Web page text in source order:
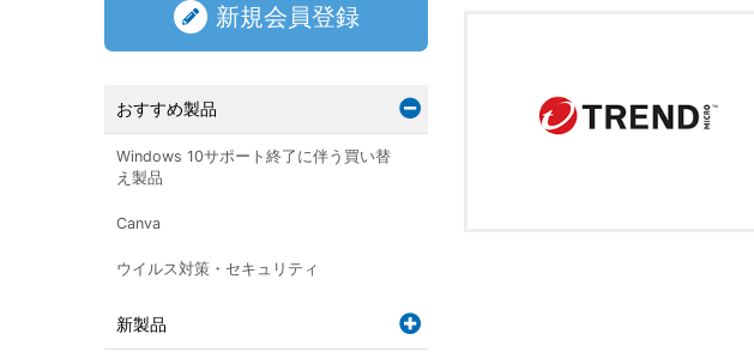
新規会員登録
おすすめ製品
Windows 10サポート終了に伴う買い替
え製品
Canva
ウイルス対策・セキュリティ
新製品